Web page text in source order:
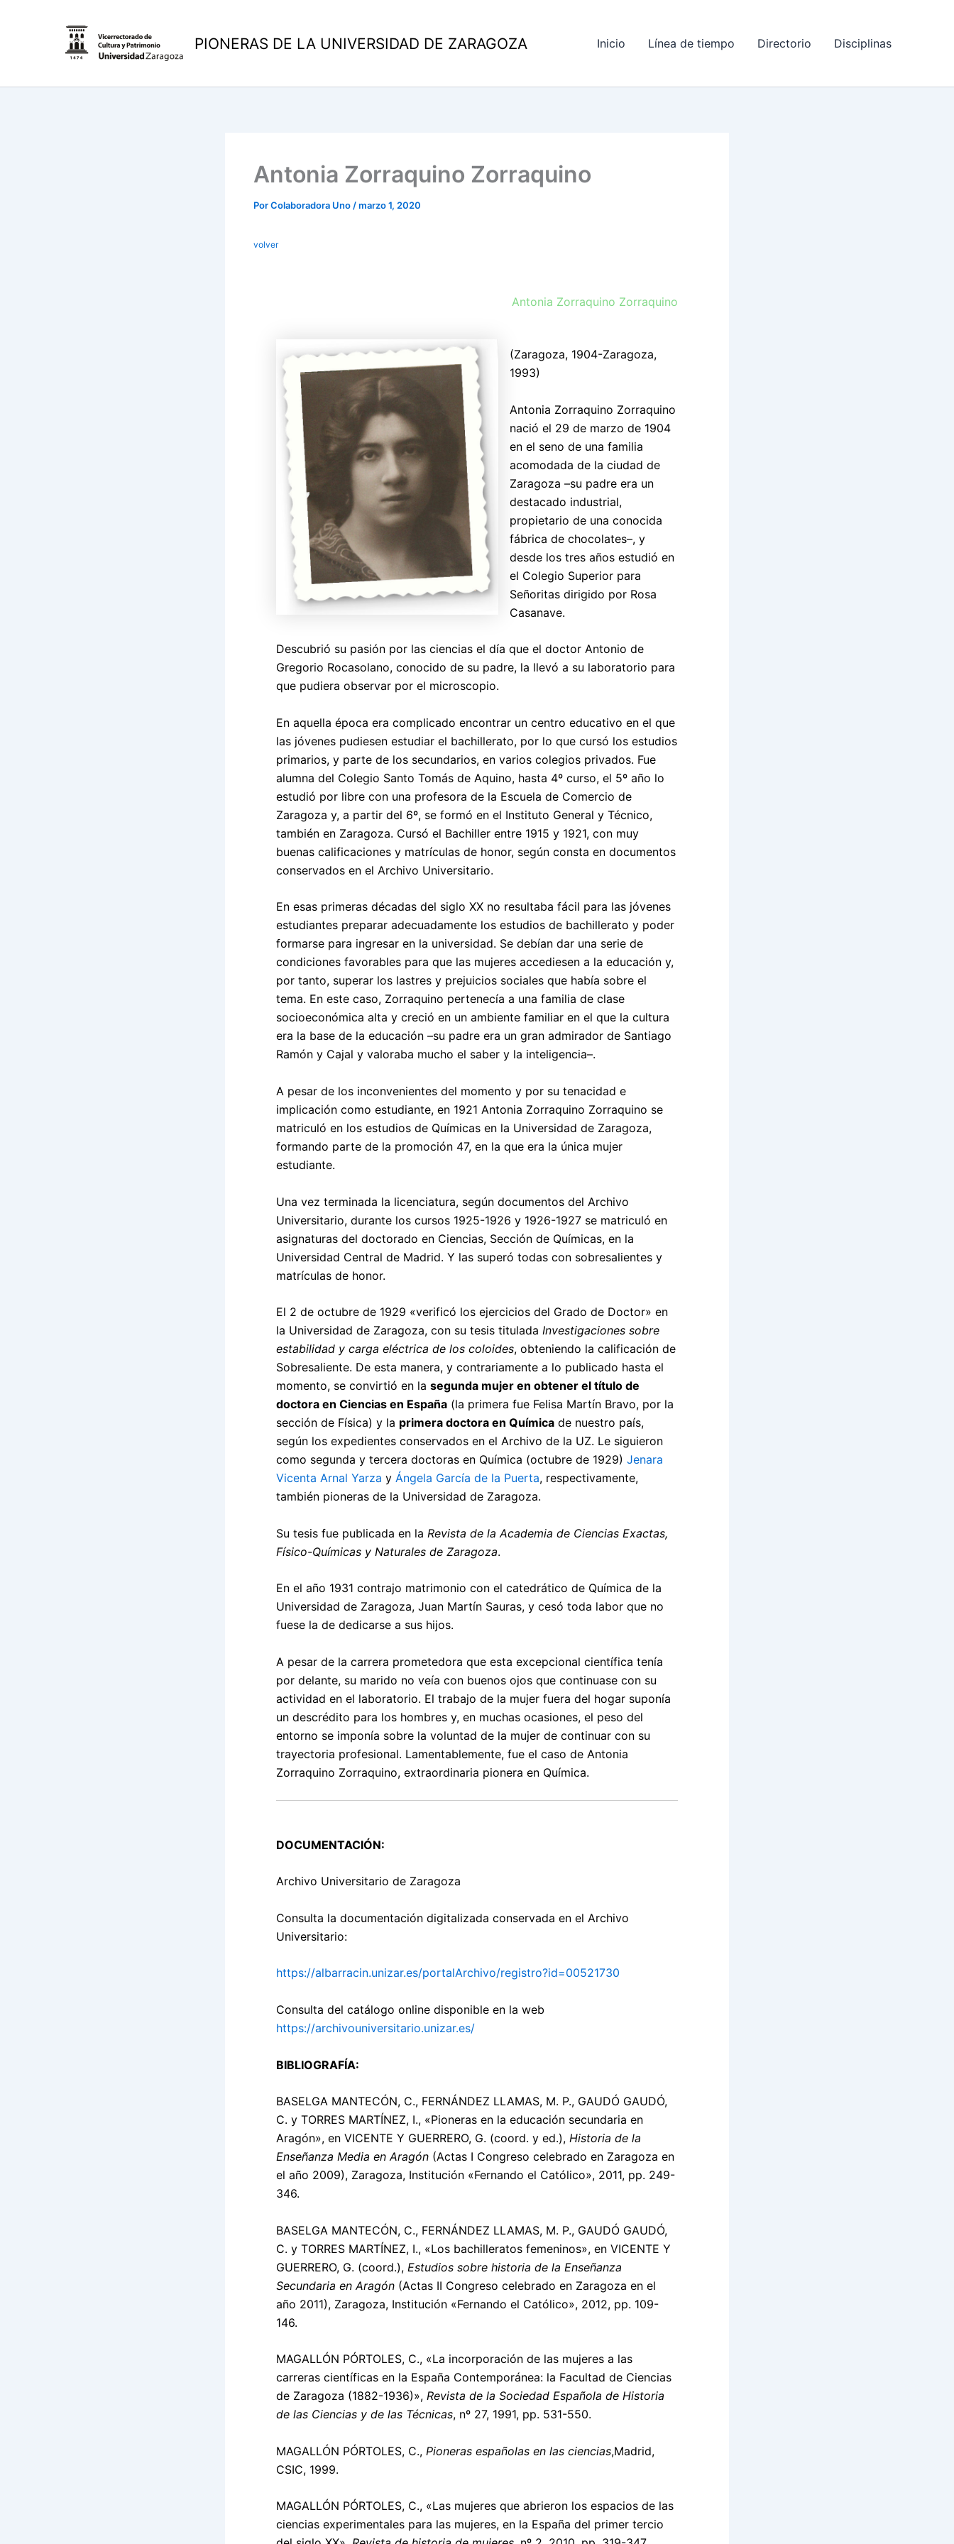
PIONERAS DE LA UNIVERSIDAD DE ZARAGOZA Inicio Línea de tiempo Directorio Disciplinas
Antonia Zorraquino Zorraquino
PorColaboradora Uno /marzo 1, 2020
volver
Antonia Zorraquino Zorraquino
(Zaragoza, 1904-Zaragoza,
1993)
Antonia Zorraquino Zorraquino
nació el 29 de marzo de 1904
en el seno de una familia
acomodada de la ciudad de
Zaragoza –su padre era un
destacado industrial,
propietario de una conocida
fábrica de chocolates–, y
desde los tres años estudió en
el Colegio Superior para
Señoritas dirigido por Rosa
Casanave.
Descubrió su pasión por las ciencias el día que el doctor Antonio de
Gregorio Rocasolano, conocido de su padre, la llevó a su laboratorio para
que pudiera observar por el microscopio.
En aquella época era complicado encontrar un centro educativo en el que
las jóvenes pudiesen estudiar el bachillerato, por lo que cursó los estudios
primarios, y parte de los secundarios, en varios colegios privados. Fue
alumna del Colegio Santo Tomás de Aquino, hasta 4º curso, el 5º año lo
estudió por libre con una profesora de la Escuela de Comercio de
Zaragoza y, a partir del 6º, se formó en el Instituto General y Técnico,
también en Zaragoza. Cursó el Bachiller entre 1915 y 1921, con muy
buenas calificaciones y matrículas de honor, según consta en documentos
conservados en el Archivo Universitario.
En esas primeras décadas del siglo XX no resultaba fácil para las jóvenes
estudiantes preparar adecuadamente los estudios de bachillerato y poder
formarse para ingresar en la universidad. Se debían dar una serie de
condiciones favorables para que las mujeres accediesen a la educación y,
por tanto, superar los lastres y prejuicios sociales que había sobre el
tema. En este caso, Zorraquino pertenecía a una familia de clase
socioeconómica alta y creció en un ambiente familiar en el que la cultura
era la base de la educación –su padre era un gran admirador de Santiago
Ramón y Cajal y valoraba mucho el saber y la inteligencia–.
A pesar de los inconvenientes del momento y por su tenacidad e
implicación como estudiante, en 1921 Antonia Zorraquino Zorraquino se
matriculó en los estudios de Químicas en la Universidad de Zaragoza,
formando parte de la promoción 47, en la que era la única mujer
estudiante.
Una vez terminada la licenciatura, según documentos del Archivo
Universitario, durante los cursos 1925-1926 y 1926-1927 se matriculó en
asignaturas del doctorado en Ciencias, Sección de Químicas, en la
Universidad Central de Madrid. Y las superó todas con sobresalientes y
matrículas de honor.
El 2 de octubre de 1929 «verificó los ejercicios del Grado de Doctor» en
la Universidad de Zaragoza, con su tesis titulada Investigaciones sobre
estabilidad y carga eléctrica de los coloides, obteniendo la calificación de
Sobresaliente. De esta manera, y contrariamente a lo publicado hasta el
momento, se convirtió en la segunda mujer en obtener el título de
doctora en Ciencias en España (la primera fue Felisa Martín Bravo, por la
sección de Física) y la primera doctora en Química de nuestro país,
según los expedientes conservados en el Archivo de la UZ. Le siguieron
como segunda y tercera doctoras en Química (octubre de 1929) Jenara
Vicenta Arnal Yarza y Ángela García de la Puerta, respectivamente,
también pioneras de la Universidad de Zaragoza.
Su tesis fue publicada en la Revista de la Academia de Ciencias Exactas,
Físico-Químicas y Naturales de Zaragoza.
En el año 1931 contrajo matrimonio con el catedrático de Química de la
Universidad de Zaragoza, Juan Martín Sauras, y cesó toda labor que no
fuese la de dedicarse a sus hijos.
A pesar de la carrera prometedora que esta excepcional científica tenía
por delante, su marido no veía con buenos ojos que continuase con su
actividad en el laboratorio. El trabajo de la mujer fuera del hogar suponía
un descrédito para los hombres y, en muchas ocasiones, el peso del
entorno se imponía sobre la voluntad de la mujer de continuar con su
trayectoria profesional. Lamentablemente, fue el caso de Antonia
Zorraquino Zorraquino, extraordinaria pionera en Química.
DOCUMENTACIÓN:
Archivo Universitario de Zaragoza
Consulta la documentación digitalizada conservada en el Archivo
Universitario:
https://albarracin.unizar.es/portalArchivo/registro?id=00521730
Consulta del catálogo online disponible en la web
https://archivouniversitario.unizar.es/
BIBLIOGRAFÍA:
BASELGA MANTECÓN, C., FERNÁNDEZ LLAMAS, M. P., GAUDÓ GAUDÓ,
C. y TORRES MARTÍNEZ, I., «Pioneras en la educación secundaria en
Aragón», en VICENTE Y GUERRERO, G. (coord. y ed.), Historia de la
Enseñanza Media en Aragón (Actas I Congreso celebrado en Zaragoza en
el año 2009), Zaragoza, Institución «Fernando el Católico», 2011, pp. 249-
346.
BASELGA MANTECÓN, C., FERNÁNDEZ LLAMAS, M. P., GAUDÓ GAUDÓ,
C. y TORRES MARTÍNEZ, I., «Los bachilleratos femeninos», en VICENTE Y
GUERRERO, G. (coord.), Estudios sobre historia de la Enseñanza
Secundaria en Aragón (Actas II Congreso celebrado en Zaragoza en el
año 2011), Zaragoza, Institución «Fernando el Católico», 2012, pp. 109-
146.
MAGALLÓN PÓRTOLES, C., «La incorporación de las mujeres a las
carreras científicas en la España Contemporánea: la Facultad de Ciencias
de Zaragoza (1882-1936)», Revista de la Sociedad Española de Historia
de las Ciencias y de las Técnicas, nº 27, 1991, pp. 531-550.
MAGALLÓN PÓRTOLES, C., Pioneras españolas en las ciencias,Madrid,
CSIC, 1999.
MAGALLÓN PÓRTOLES, C., «Las mujeres que abrieron los espacios de las
ciencias experimentales para las mujeres, en la España del primer tercio